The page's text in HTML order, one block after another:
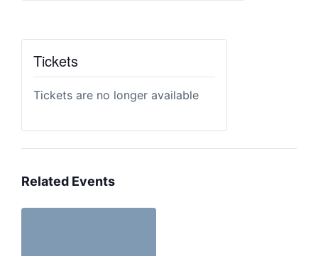
Tickets
Tickets are no longer available
Related Events